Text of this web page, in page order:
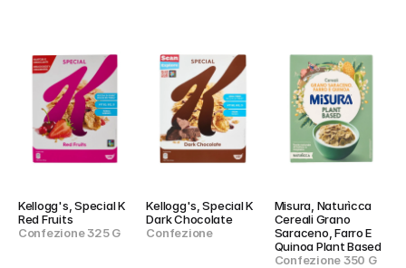
Kellogg's, Special K
Red Fruits
Confezione 325 G
Kellogg's, Special K
Dark Chocolate
Confezione
Misura, Naturìcca
Cereali Grano
Saraceno, Farro E
Quinoa Plant Based
Confezione 350 G